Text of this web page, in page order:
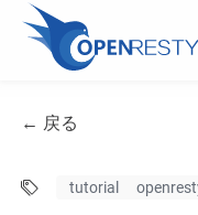
OpenResty Edge
← 戻る
tutorial